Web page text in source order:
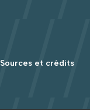
Sources et crédits